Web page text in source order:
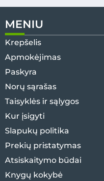
MENIU
Krepšelis
Apmokėjimas
Paskyra
Norų sąrašas
Taisyklės ir sąlygos
Kur įsigyti
Slapukų politika
Prekių pristatymas
Atsiskaitymo būdai
Knygų kokybė